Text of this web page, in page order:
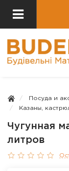
Посуда и
Казаны,
Чугунная
литров